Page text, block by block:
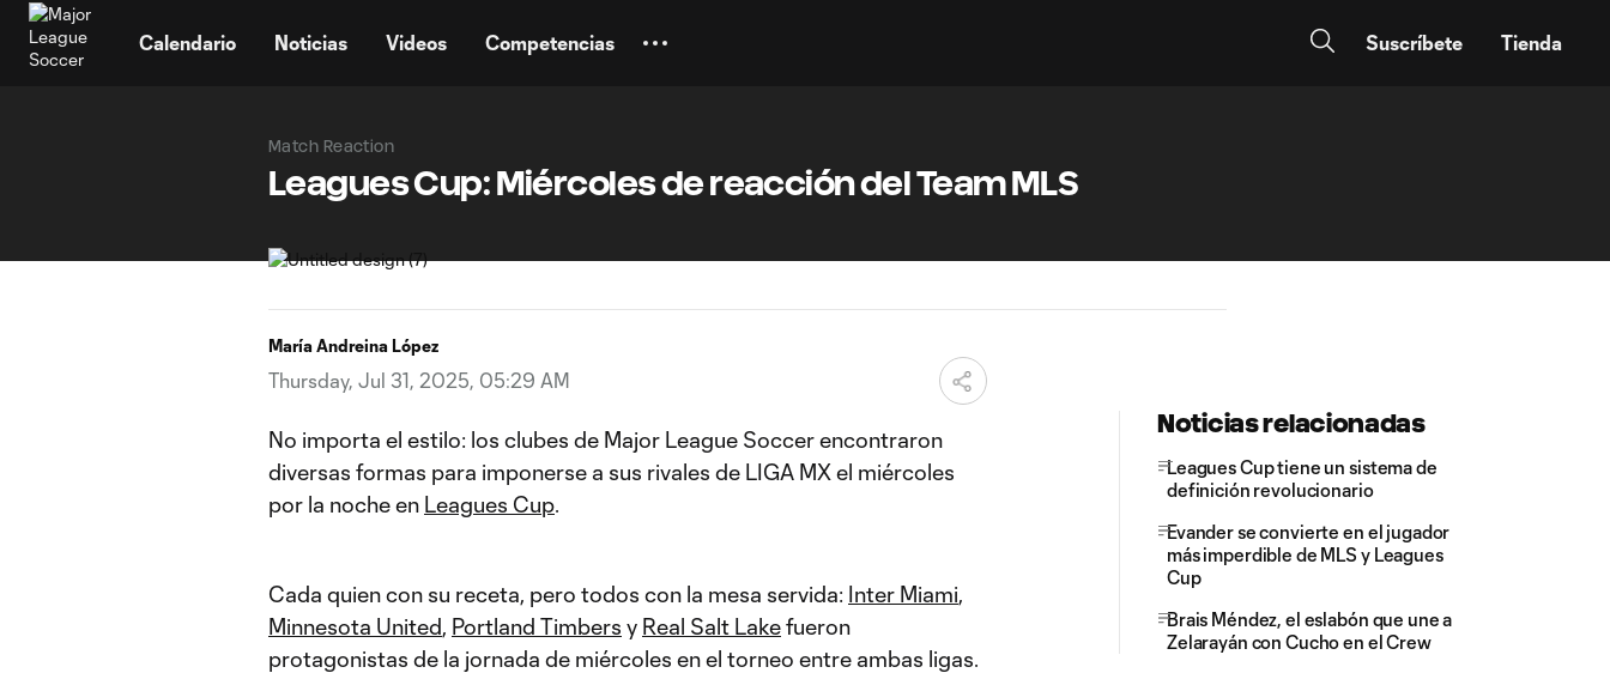
Calendario Noticias Videos Competencias Suscríbete Tienda
Match Reaction
Leagues Cup: Miércoles de reacción del Team MLS
María Andreina López
Thursday, Jul 31, 2025, 05:29 AM
No importa el estilo: los clubes de Major League Soccer encontraron
diversas formas para imponerse a sus rivales de LIGA MX el miércoles
por la noche en Leagues Cup.
Cada quien con su receta, pero todos con la mesa servida: Inter Miami,
Minnesota United, Portland Timbers y Real Salt Lakefueron
protagonistas de la jornada de miércoles en el torneo entre ambas ligas.
Noticias relacionadas
Leagues Cup tiene un sistema de
definición revolucionario
Evander se convierte en el jugador
más imperdible de MLS y Leagues
Cup
Brais Méndez, el eslabón que une a
Zelarayán con Cucho en el Crew